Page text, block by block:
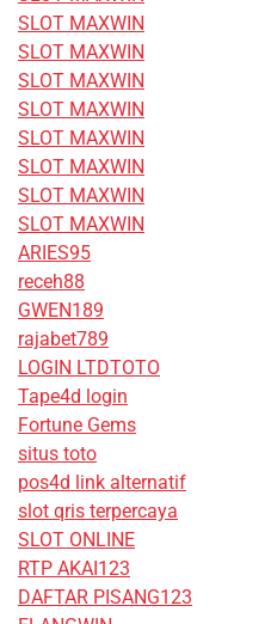
SLOT MAXWIN
SLOT MAXWIN
SLOT MAXWIN
SLOT MAXWIN
SLOT MAXWIN
SLOT MAXWIN
SLOT MAXWIN
SLOT MAXWIN
ARIES95
receh88
GWEN189
rajabet789
LOGIN LTDTOTO
Tape4d login
Fortune Gems
situs toto
pos4d link alternatif
slot qris terpercaya
SLOT ONLINE
RTP AKAI123
DAFTAR PISANG123